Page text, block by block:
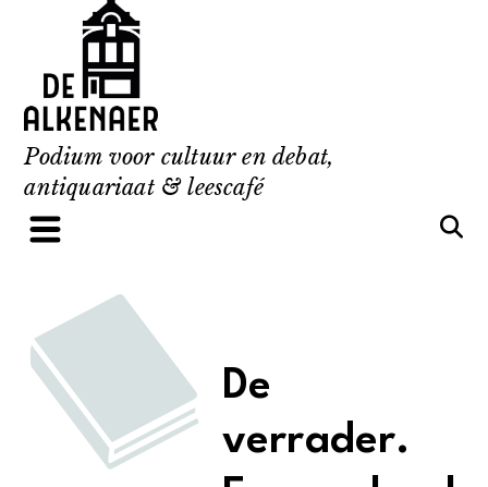
content
Podium voor cultuur en debat,
antiquariaat & leescafé
De
verrader.